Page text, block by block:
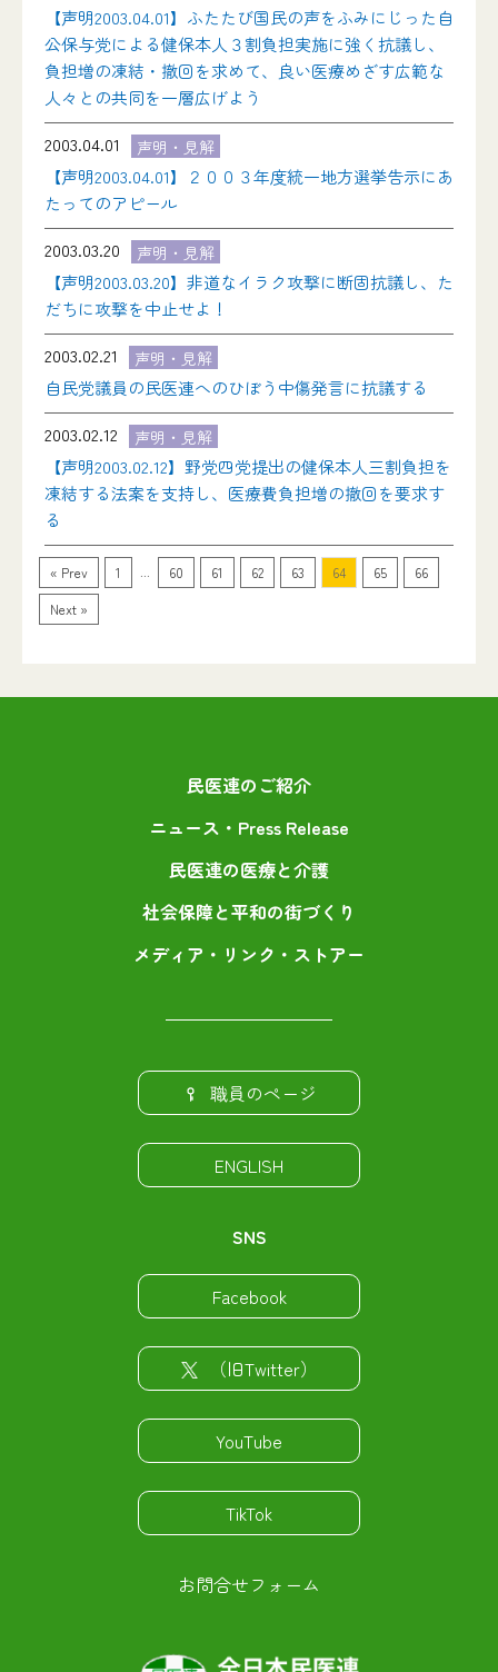
【声明2003.04.01】ふたたび国民の声をふみにじった自
公保与党による健保本人３割負担実施に強く抗議し、
負担増の凍結・撤回を求めて、良い医療めざす広範な
人々との共同を一層広げよう
2003.04.01
声明・見解
【声明2003.04.01】２００３年度統一地方選挙告示にあ
たってのアピール
2003.03.20
声明・見解
【声明2003.03.20】非道なイラク攻撃に断固抗議し、た
だちに攻撃を中止せよ！
2003.02.21
声明・見解
自民党議員の民医連へのひぼう中傷発言に抗議する
2003.02.12
声明・見解
【声明2003.02.12】野党四党提出の健保本人三割負担を
凍結する法案を支持し、医療費負担増の撤回を要求す
る
« Prev 1 60 61 62 63 64 65
66
Next »
民医連のご紹介
ニュース・Press Release
民医連の医療と介護
社会保障と平和の街づくり
メディア・リンク・ストアー
職員のページ
ENGLISH
SNS
Facebook
（旧Twitter）
YouTube
TikTok
お問合せフォーム